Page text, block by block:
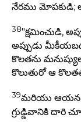
నేరము మోపకుడి;
38"క్షమించుడి,
అప్పుడు
కొలతను
కొలుతురో ఆ
39మరియు ఆయన
గ్రుడ్డివానికి దారి